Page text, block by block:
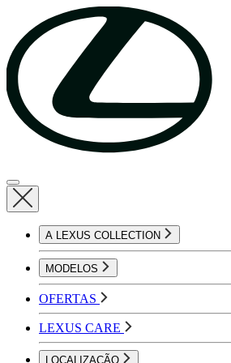
A LEXUS COLLECTION
MODELOS
OFERTAS
LEXUS CARE
LOCALIZAÇÃO